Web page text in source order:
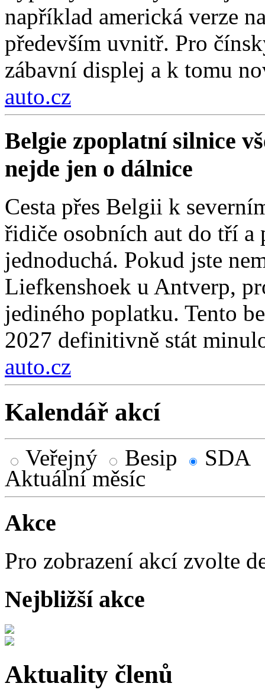
například americká verze
především uvnitř. Pro
zábavní displej a k tomu
auto.cz
Belgie zpoplatní silnice
nejde jen o dálnice
Cesta přes Belgii k
řidiče osobních aut do tří
jednoduchá. Pokud jste
Liefkenshoek u Antverp,
jediného poplatku. Tento
2027 definitivně stát
auto.cz
Kalendář akcí
Veřejný Besip
SDA
Aktuální měsíc
Akce
Pro zobrazení akcí zvolte
Nejbližší akce
Aktuality členů